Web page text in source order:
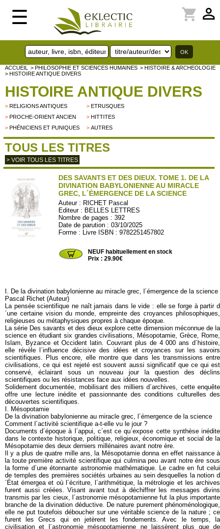
☰ perm_identity
shopping_cart
ACCUEIL > PHILOSOPHIE ET SCIENCES HUMAINES > HISTOIRE & ARCHEOLOGIE
> HISTOIRE ANTIQUE DIVERS
HISTOIRE ANTIQUE DIVERS
> RELIGIONS ANTIQUES >ETRUSQUES
> PROCHE-ORIENT ANCIEN >HITTITES
> PHÉNICIENS ET PUNIQUES >AUTRES
TOUS LES TITRES
> VOIR TOUS LES TITRES
DES SAVANTS ET DES DIEUX. TOME 1. DE LA
DIVINATION BABYLONIENNE AU MIRACLE
GREC, L´ÉMERGENCE DE LA SCIENCE
Auteur : RICHET Pascal
Editeur : BELLES LETTRES
Nombre de pages : 392
Date de parution : 03/10/2025
Forme : Livre ISBN : 9782251457802
NEUF habituellement en stock
Prix : 29.90€
I. De la divination babylonienne au miracle grec, l´émergence de la science
Pascal Richet (Auteur)
La pensée scientifique ne naît jamais dans le vide : elle se forge à partir d
´une certaine vision du monde, empreinte des croyances philosophiques,
religieuses ou métaphysiques propres à chaque époque.
La série Des savants et des dieux explore cette dimension méconnue de la
science en étudiant six grandes civilisations, Mésopotamie, Grèce, Rome,
Islam, Byzance et Occident latin. Couvrant plus de 4 000 ans d´histoire,
elle révèle l´influence décisive des idées et croyances sur les savoirs
scientifiques. Plus encore, elle montre que dans les transmissions entre
civilisations, ce qui est rejeté est souvent aussi significatif que ce qui est
conservé, éclairant sous un nouveau jour la question des déclins
scientifiques ou les résistances face aux idées nouvelles.
Solidement documentée, mobilisant des milliers d´archives, cette enquête
offre une lecture inédite et passionnante des conditions culturelles des
découvertes scientifiques.
I. Mésopotamie
De la divination babylonienne au miracle grec, l´émergence de la science
Comment l´activité scientifique a-t-elle vu le jour ?
Documents d´époque à l´appui, c´est ce qu´expose cette synthèse inédite
dans le contexte historique, politique, religieux, économique et social de la
Mésopotamie des deux derniers millénaires avant notre ère.
Il y a plus de quatre mille ans, la Mésopotamie donna en effet naissance à
la toute première activité scientifique qui culmina peu avant notre ère sous
la forme d´une étonnante astronomie mathématique. Le cadre en fut celui
de temples des premières sociétés urbaines au sein desquelles la notion d
´État émergea et où l´écriture, l´arithmétique, la métrologie et les archives
furent aussi créées. Visant avant tout à déchiffrer les messages divins
transmis par les cieux, l´astronomie mésopotamienne fut la plus importante
branche de la divination déductive. De nature purement phénoménologique,
elle ne put toutefois déboucher sur une véritable science de la nature ; ce
furent les Grecs qui en jetèrent les fondements. Avec le temps, la
civilisation et l´astronomie mésopotamienne ne laissèrent plus que de